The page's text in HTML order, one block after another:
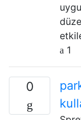
1
0